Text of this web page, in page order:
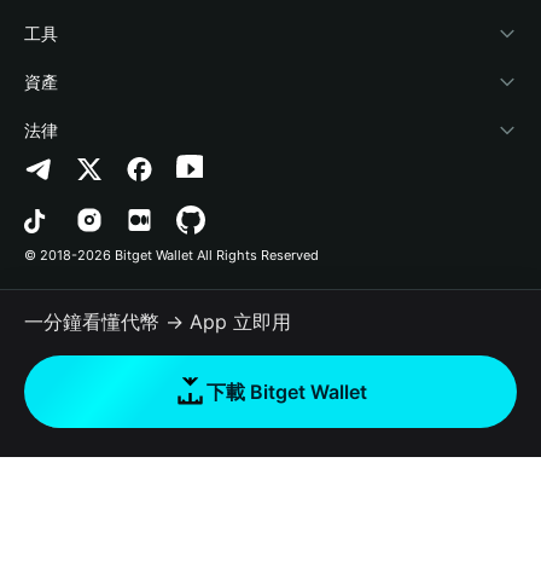
加密資訊
幫助中心
‌聯繫我們
品牌資源
工作機會
Payfi Crypto
Crypto Swap API
Altcoin Season Index
Prediction Markets
DApp
RWA
如何購買加密貨幣
連接錢包
Bitget Wallet Pay
合作上架
風險保障基金
安全防護技術
工具
快捷買幣
授權檢測
合約檢測
批次轉帳
資產
Arbitrum
Avalanche
Bitcoin
Polygon
法律
隱私協議
用戶使用協議
© 2018-2026 Bitget Wallet All Rights Reserved
一分鐘看懂代幣 → App 立即用
下載 Bitget Wallet